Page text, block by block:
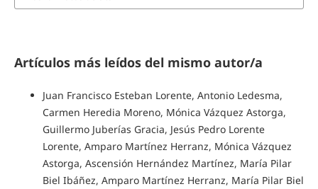
Artículos más leídos del mismo autor/a
Juan Francisco Esteban Lorente, Antonio Ledesma,
Carmen Heredia Moreno, Mónica Vázquez Astorga,
Guillermo Juberías Gracia, Jesús Pedro Lorente
Lorente, Amparo Martínez Herranz, Mónica Vázquez
Astorga, Ascensión Hernández Martínez, María Pilar
Biel Ibáñez, Amparo Martínez Herranz, María Pilar Biel